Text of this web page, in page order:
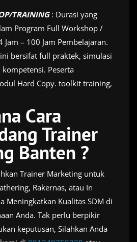
TRAINING : Durasi yang
Program Full Workshop /
Jam – 100 Jam Pembelajaran.
bersifat full praktek, simulasi
Peserta
Hard Copy. toolkit training,
Cara
Trainer
Banten ?
Trainer Marketing untuk
Rakernas, atau In
Meningkatkan Kualitas SDM di
Anda. Tak perlu berpikir
keputusan, Silahkan Anda